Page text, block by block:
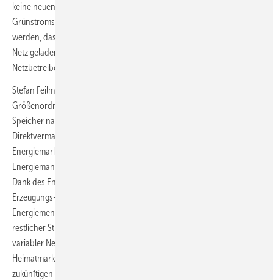
keine neuen „Winterschläfer“ bauen. Wichtig ist also, dass auch
Grünstromspeicher technisch und beim Messkonzept so gebaut
werden, dass sie nicht nur aus der PV-Anlage, sondern auch aus dem
Netz geladen werden können. Die Politik wird dafür sorgen, dass die
Netzbetreiber auch Bezugsleistung dafür bereitstellen werden.
Stefan Feilmeier: Dasselbe gilt natürlich auch für Dachanlagen aller
Größenordnungen: hier werden aktuell auch viele Anlagen mit
Speicher nachgerüstet. Diese können wir mit
Direktvermarktungspartnern ebenso einfach und ertragreich an den
Energiemarkt anbinden. Alle Anlagen nutzen bei uns das gleiche
Energiemanagementsystem und dieselben Vermarkter-Schnittstellen.
Dank des Energiefahrplans mit KI-basierten, Anlagen-individuellen
Erzeugungs- und Verbrauchsforecasts können überschüssige
Energiemengen hochpreisig aus dem Speicher eingespeist und
restlicher Strombedarf zu Zeiten günstiger Börsenstrompreise und
variabler Netzentgelte bezogen werden. Deutschland ist unser
Heimatmarkt und wir haben immer den Anspruch, alle aktuellen und
zukünftigen Energiemarktmöglichkeiten für unsere Kunden nutzbar zu